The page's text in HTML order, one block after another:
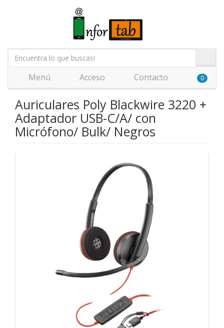
Menú Acceso Contacto 0
Auriculares Poly Blackwire 3220 +
Adaptador USB-C/A/ con
Micrófono/ Bulk/ Negros